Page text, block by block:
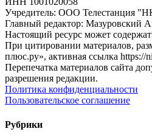
Учредитель: ООО Телестанция
Главный редактор: Мазуровский
Настоящий ресурс может
При цитировании материалов,
плюс.ру», активная ссылка https://
Перепечатка материалов сайта
разрешения редакции.
Политика конфиденциальности
Пользовательское соглашение
Рубрики